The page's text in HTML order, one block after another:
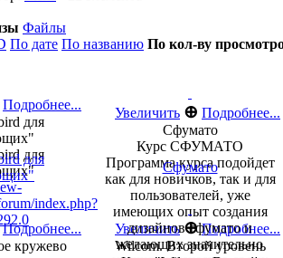
Файлы
По дате По названию По кол-ву
Подробнее...
для
для
index.php?
для
Увеличить ⊕ Подробнее...
Сфумато
Курс СФУМАТО
Программа курса подойдет
как для новичков, так и для
пользователей, уже
имеющих опыт создания
дизайнов сфумато и
желающих значительно
Сфумато
Подробнее...
кружево
Увеличить ⊕ Подробнее...
Wilcom. Второй уровень